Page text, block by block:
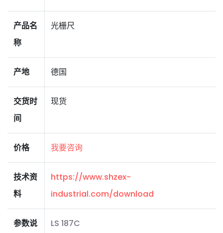
产品名
称
光栅尺
产地 德国
交货时
间
现货
价格 我要咨询
技术资
料
https://www.shzex-
industrial.com/download
参数说
LS 187C